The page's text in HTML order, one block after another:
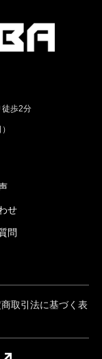
徒歩2分
せ
問
取引法に基づく表